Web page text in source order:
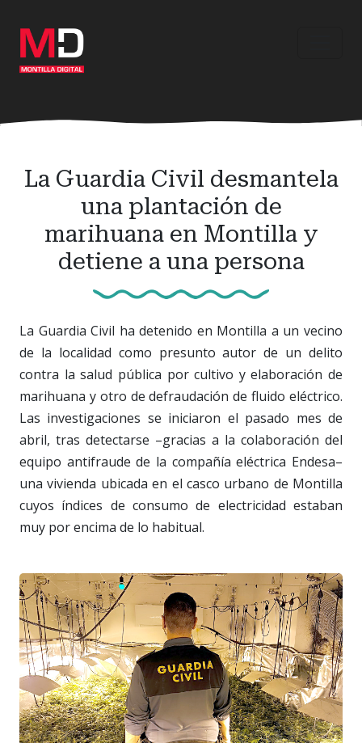
contenido
principal
La Guardia Civil desmantela
una plantación de
marihuana en Montilla y
detiene a una persona
La Guardia Civil ha detenido en Montilla a un vecino
de la localidad como presunto autor de un delito
contra la salud pública por cultivo y elaboración de
marihuana y otro de defraudación de fluido eléctrico.
Las investigaciones se iniciaron el pasado mes de
abril, tras detectarse –gracias a la colaboración del
equipo antifraude de la compañía eléctrica Endesa–
una vivienda ubicada en el casco urbano de Montilla
cuyos índices de consumo de electricidad estaban
muy por encima de lo habitual.